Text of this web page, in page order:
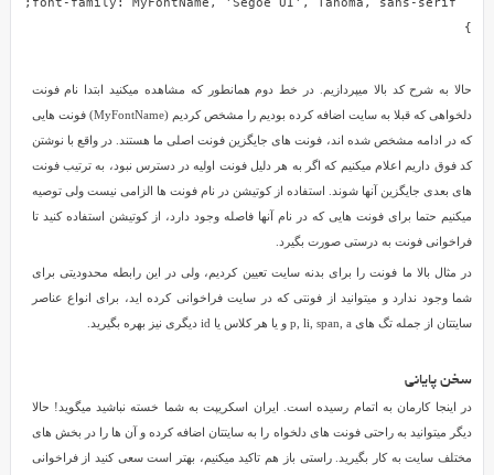
شما
دعوت
که
در
ادامه
این
آموزش
ما
}
حالا به شرح کد بالا میپردازیم. در خط دوم همانطور که مشاهده میکنید ابتدا نام فونت
دلخواهی که قبلا به سایت اضافه کرده بودیم را مشخص کردیم (MyFontName) فونت هایی
که در ادامه مشخص شده اند، فونت های جایگزین فونت اصلی ما هستند. در واقع با نوشتن
کد فوق داریم اعلام میکنیم که اگر به هر دلیل فونت اولیه در دسترس نبود، به ترتیب فونت
های بعدی جایگزین آنها شوند. استفاده از کوتیشن در نام فونت ها الزامی نیست ولی توصیه
میکنیم حتما برای فونت هایی که در نام آنها فاصله وجود دارد، از کوتیشن استفاده کنید تا
فراخوانی فونت به درستی صورت بگیرد.
در مثال بالا ما فونت را برای بدنه سایت تعیین کردیم، ولی در این رابطه محدودیتی برای
شما وجود ندارد و میتوانید از فونتی که در سایت فراخوانی کرده اید، برای انواع عناصر
سایتتان از جمله تگ های p, li, span, a و یا هر کلاس یا id دیگری نیز بهره بگیرید.
سخن پایانی
در اینجا کارمان به اتمام رسیده است. ایران اسکریپت به شما خسته نباشید میگوید! حالا
دیگر میتوانید به راحتی فونت های دلخواه را به سایتتان اضافه کرده و آن ها را در بخش های
مختلف سایت به کار بگیرید. راستی باز هم تاکید میکنیم، بهتر است سعی کنید از فراخوانی